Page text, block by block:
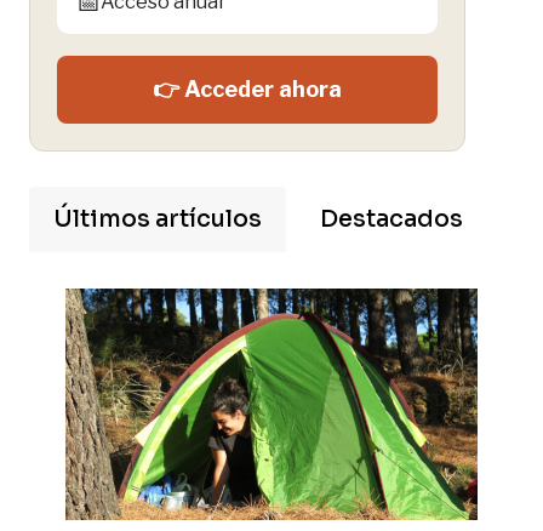
👉 Acceder ahora
Últimos artículos Destacados